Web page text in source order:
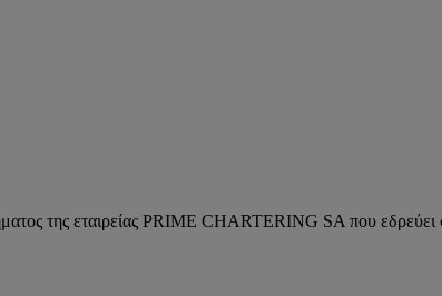
της εταιρείας PRIME CHARTERING SA που